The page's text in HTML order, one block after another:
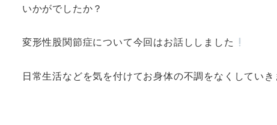
いかがでしたか？
変形性股関節症について今回はお話ししました
日常生活などを気を付けてお身体の不調をなくしていき